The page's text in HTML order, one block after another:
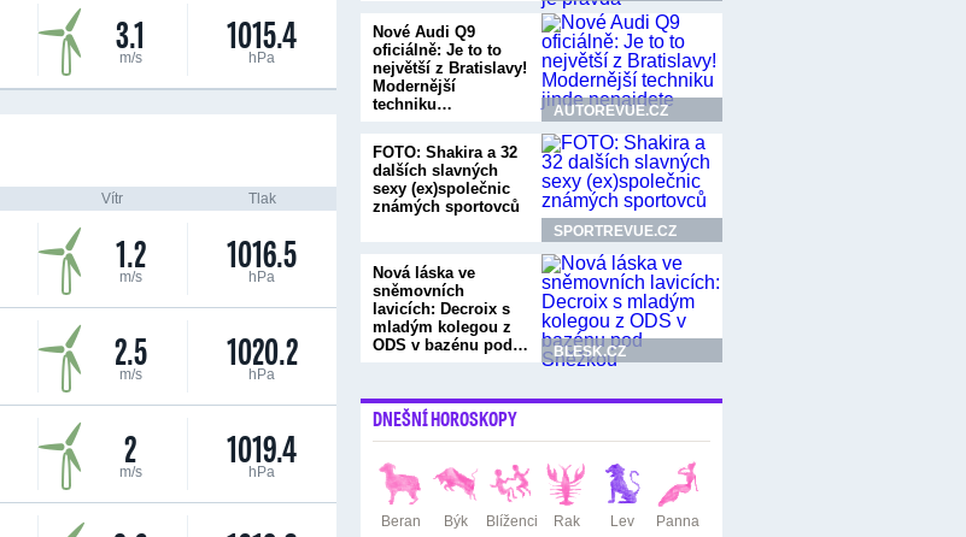
3.1
m/s 1015.4
hPa
Vítr Tlak
1.2
m/s 1016.5
hPa
2.5
m/s 1020.2
hPa
2
m/s 1019.4
hPa
Nové Audi Q9
oficiálně: Je to to
největší z Bratislavy!
Modernější
techniku…
AUTOREVUE.CZ
FOTO: Shakira a 32
dalších slavných
sexy (ex)společnic
známých sportovců
SPORTREVUE.CZ
Nová láska ve
sněmovních
lavicích: Decroix s
mladým kolegou z
ODS v bazénu pod…
BLESK.CZ
DNEŠNÍ HOROSKOPY
Beran Býk Blíženci Rak Lev Panna